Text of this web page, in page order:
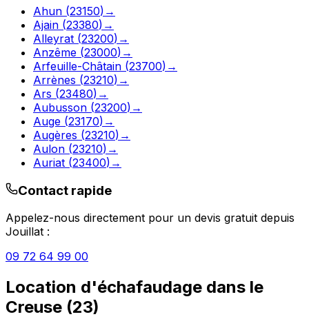
Ahun (23150) →
Ajain (23380) →
Alleyrat (23200) →
Anzême (23000) →
Arfeuille-Châtain (23700) →
Arrènes (23210) →
Ars (23480) →
Aubusson (23200) →
Auge (23170) →
Augères (23210) →
Aulon (23210) →
Auriat (23400) →
Contact rapide
Appelez-nous directement pour un devis gratuit depuis
Jouillat :
09 72 64 99 00
Location d'échafaudage dans le
Creuse (23)